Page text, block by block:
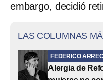
embargo, decidió
LAS COLUMNAS
FEDERICO
Alergia de